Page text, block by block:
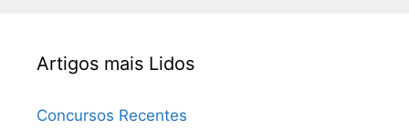
Artigos mais Lidos
Concursos Recentes